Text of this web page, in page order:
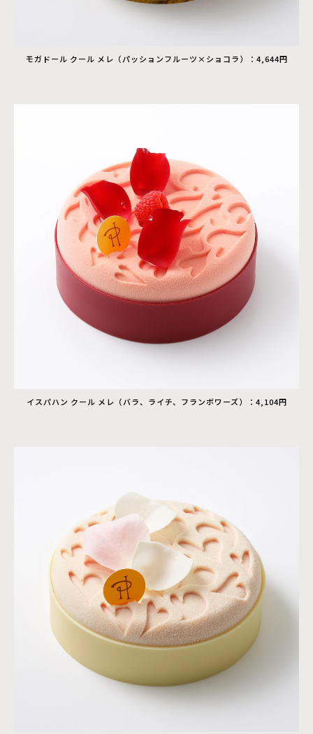
モガドール クール メレ（パッションフルーツ×ショコラ）：4,644円
イスパハン クール メレ（バラ、ライチ、フランボワーズ）：4,104円